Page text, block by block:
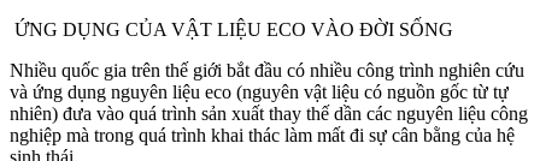
ỨNG DỤNG CỦA VẬT LIỆU ECO VÀO ĐỜI SỐNG
Nhiều quốc gia trên thế giới bắt đầu có nhiều công trình nghiên cứu
và ứng dụng nguyên liệu eco (nguyên vật liệu có nguồn gốc từ tự
nhiên) đưa vào quá trình sản xuất thay thế dần các nguyên liệu công
nghiệp mà trong quá trình khai thác làm mất đi sự cân bằng của hệ
sinh thái.